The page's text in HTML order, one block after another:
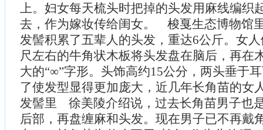
上。妇女每天梳头时把掉的头发用麻线编织
去，作为嫁妆传给闺女。 梭戛生态博物馆
发髻积累了五辈人的头发，重达6公斤。女
尺左右的牛角状木板将头发盘在脑后，再在
大的“∞”字形。头饰高约15公分，两头垂于
了使发型显得更加庞大，近几年长角苗的女
发髻里 徐美陵介绍说，过去长角苗男子也
后部，再盘缠麻和头发。现在男子已不再戴